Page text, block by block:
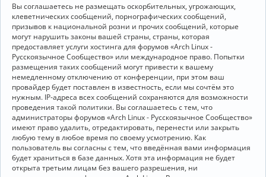
Вы соглашаетесь не размещать оскорбительных, угрожающих,
клеветнических сообщений, порнографических сообщений,
призывов к национальной розни и прочих сообщений, которые
могут нарушить законы вашей страны, страны, которая
предоставляет услуги хостинга для форумов «Arch Linux -
Русскоязычное Сообщество» или международное право. Попытки
размещения таких сообщений могут привести к вашему
немедленному отключению от конференции, при этом ваш
провайдер будет поставлен в известность, если мы сочтём это
нужным. IP-адреса всех сообщений сохраняются для возможности
проведения такой политики. Вы соглашаетесь с тем, что
администраторы форумов «Arch Linux - Русскоязычное Сообщество»
имеют право удалить, отредактировать, перенести или закрыть
любую тему в любое время по своему усмотрению. Как
пользователь вы согласны с тем, что введённая вами информация
будет храниться в базе данных. Хотя эта информация не будет
открыта третьим лицам без вашего разрешения, ни